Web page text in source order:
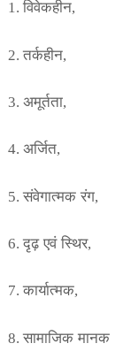
1. विवेकहीन,
2. तर्कहीन,
3. अमूर्तता,
4. अर्जित,
5. संवेगात्मक रंग,
6. दृढ़ एवं स्थिर,
7. कार्यात्मक,
8. सामाजिक मानक